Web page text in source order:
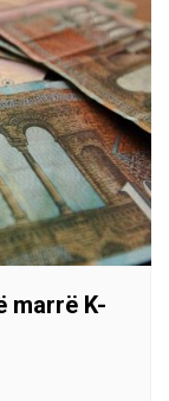
marrë K-